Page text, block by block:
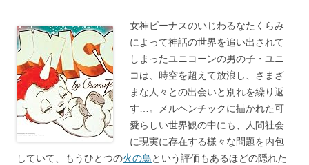
女神ビーナスのいじわるなたくらみ
によって神話の世界を追い出されて
しまったユニコーンの男の子・ユニ
コは、時空を超えて放浪し、さまざ
まな人々との出会いと別れを繰り返
す…。メルヘンチックに描かれた可
愛らしい世界観の中にも、人間社会
に現実に存在する様々な問題を内包
していて、もうひとつの火の鳥という評価もあるほどの隠れた